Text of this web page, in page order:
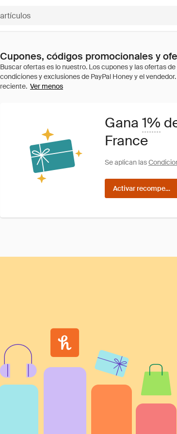
Cupones, códigos promocionales y
Ver menos
Gana 1%
France
Se aplican las
Activar recompensas